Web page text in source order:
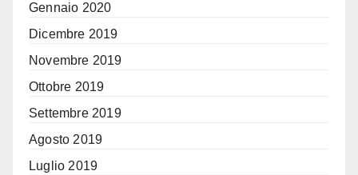
Gennaio 2020
Dicembre 2019
Novembre 2019
Ottobre 2019
Settembre 2019
Agosto 2019
Luglio 2019